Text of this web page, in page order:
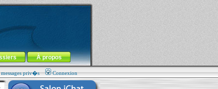
À propos
priv�s Connexion